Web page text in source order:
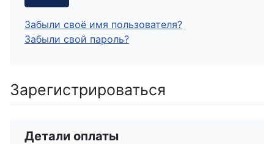
Забыли своё имя пользователя?
Забыли свой пароль?
Зарегистрироваться
Детали оплаты